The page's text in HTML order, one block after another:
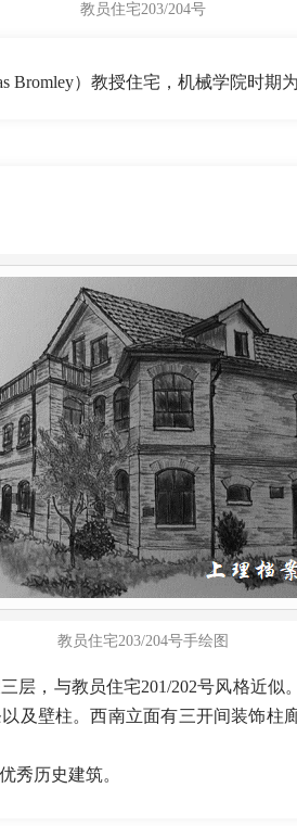
教员住宅203/204号
Bromley）教授住宅，机械学院时期
教员住宅203/204号手绘图
层，与教员住宅201/202号风格近
及壁柱。西南立面有三开间装饰柱
秀历史建筑。